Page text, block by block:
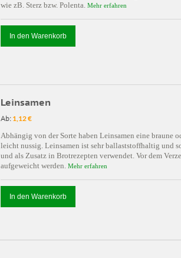
wie zB. Sterz bzw. Polenta. Mehr erfahren
In den Warenkorb
Leinsamen
Ab: 1,12 €
Abhängig von der Sorte haben Leinsamen eine braune
leicht nussig. Leinsamen ist sehr ballaststoffhaltig und
und als Zusatz in Brotrezepten verwendet. Vor dem
aufgeweicht werden. Mehr erfahren
In den Warenkorb